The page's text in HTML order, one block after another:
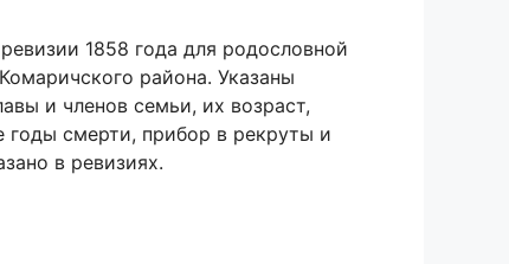
1858 года для родословной
района. Указаны
и членов семьи, их возраст,
годы смерти, прибор в рекруты и
в ревизиях.